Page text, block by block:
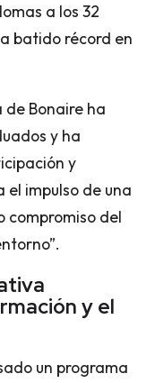
a los 32
batido récord en
de Bonaire ha
y ha
y
impulso de una
compromiso del
y el
un programa